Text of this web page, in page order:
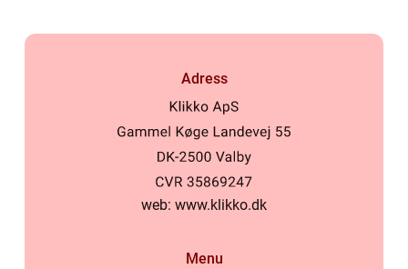
Adress
web: www.klikko.dk
Menu